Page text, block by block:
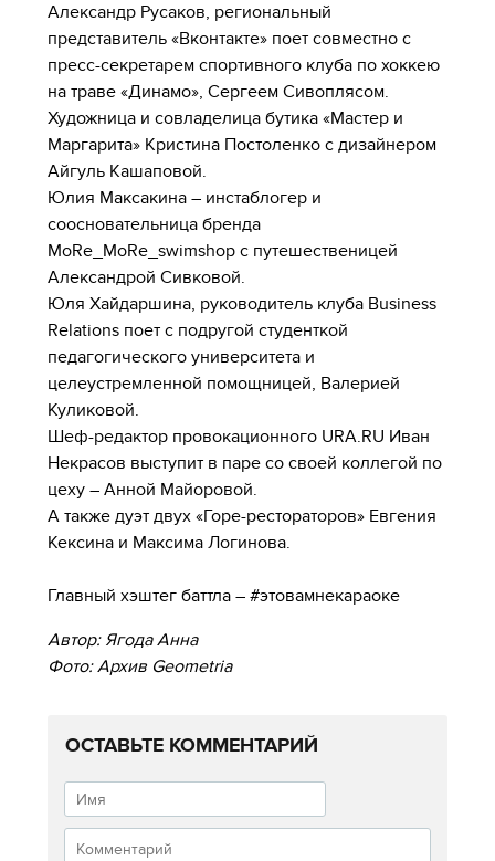
Александр Русаков, региональный
представитель «Вконтакте» поет совместно с
пресс-секретарем спортивного клуба по хоккею
на траве «Динамо», Сергеем Сивоплясом.
Художница и совладелица бутика «Мастер и
Маргарита» Кристина Постоленко с дизайнером
Айгуль Кашаповой.
Юлия Максакина – инстаблогер и
соосновательница бренда
MoRe_MoRe_swimshop с путешественицей
Александрой Сивковой.
Юля Хайдаршина, руководитель клуба Business
Relations поет с подругой студенткой
педагогического университета и
целеустремленной помощницей, Валерией
Куликовой.
Шеф-редактор провокационного URA.RU Иван
Некрасов выступит в паре со своей коллегой по
цеху – Анной Майоровой.
А также дуэт двух «Горе-рестораторов» Евгения
Кексина и Максима Логинова.
Главный хэштег баттла – #этовамнекараоке
Автор: Ягода Анна
Фото: Архив Geometria
ОСТАВЬТЕ КОММЕНТАРИЙ